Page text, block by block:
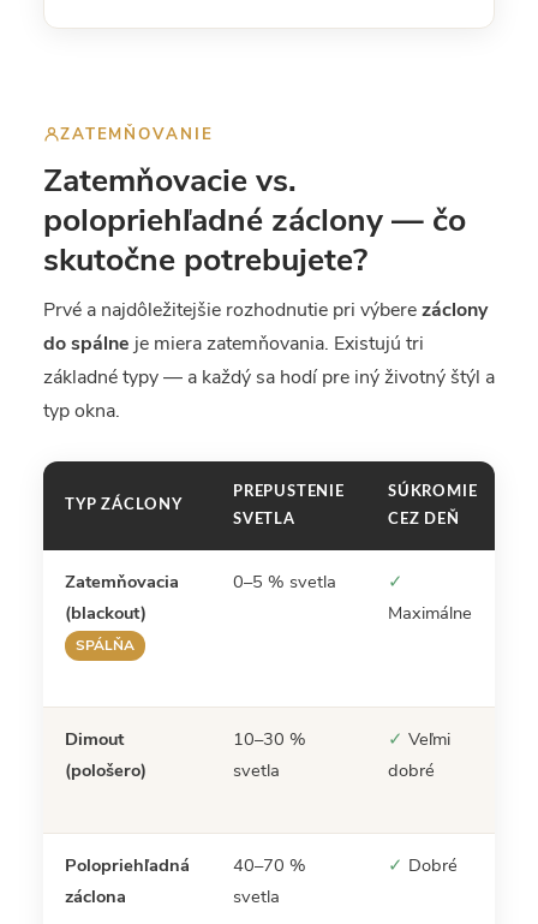
ZATEMŇOVANIE
Zatemňovacie vs.
polopriehľadné záclony — čo
skutočne potrebujete?
Prvé a najdôležitejšie rozhodnutie pri výberezáclony
do spálne je miera zatemňovania. Existujú tri
základné typy — a každý sa hodí pre iný životný štýl a
typ okna.
TYP ZÁCLONY
PREPUSTENIE
SVETLA
SÚKROMIE
CEZ DEŇ
Zatemňovacia
(blackout)
SPÁLŇA
0–5 % svetla
✓
Maximálne
Dimout
(pološero)
10–30 %
svetla
✓ Veľmi
dobré
Polopriehľadná
záclona
40–70 %
svetla
✓ Dobré